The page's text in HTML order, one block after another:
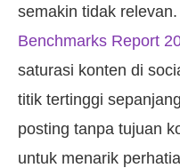
semakin tidak relevan.
Benchmarks Report
saturasi konten di
titik tertinggi
posting tanpa tujuan
untuk menarik